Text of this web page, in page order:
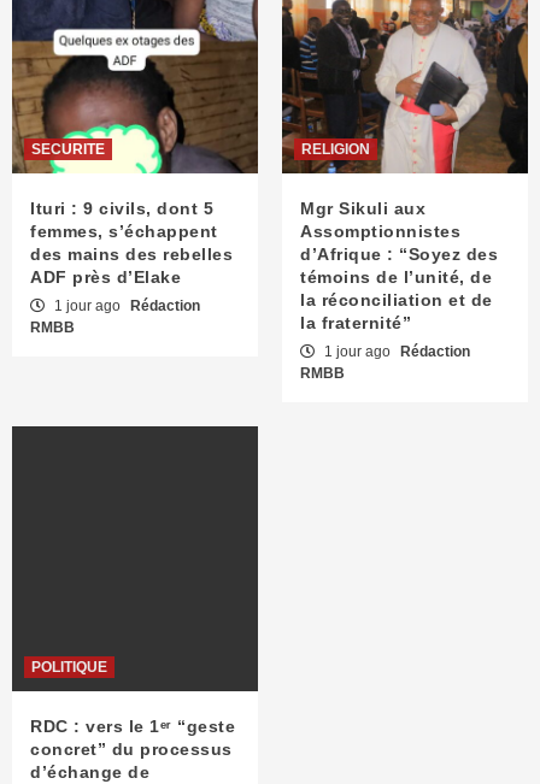
SECURITE
Ituri : 9 civils, dont 5
femmes, s’échappent
des mains des rebelles
ADF près d’Elake
1 jour ago
Rédaction
RMBB
RELIGION
Mgr Sikuli aux
Assomptionnistes
d’Afrique : “Soyez des
témoins de l’unité, de
la réconciliation et de
la fraternité”
1 jour ago
Rédaction
RMBB
POLITIQUE
RDC : vers le 1ᵉʳ “geste
concret” du processus
d’échange de